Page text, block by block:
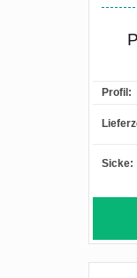
Profil:
Sicke: